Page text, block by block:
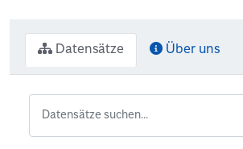
Datensätze Über uns